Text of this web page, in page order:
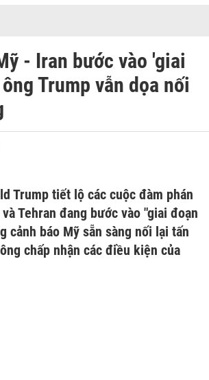
- Iran bước vào 'giai
Trump vẫn dọa nối
Trump tiết lộ các cuộc đàm phán
Tehran đang bước vào "giai đoạn
cảnh báo Mỹ sẵn sàng nối lại tấn
chấp nhận các điều kiện của